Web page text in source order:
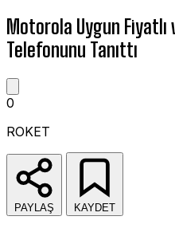
Motorola Uygun Fiyatlı
Telefonunu Tanıttı
0
ROKET
PAYLAŞ KAYDET